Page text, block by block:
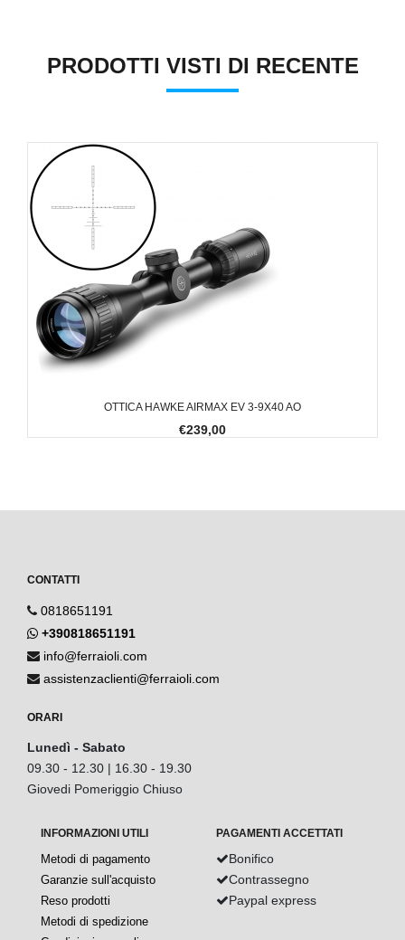
PRODOTTI VISTI DI RECENTE
OTTICA HAWKE AIRMAX EV 3-9X40 AO
€239,00
CONTATTI
0818651191
+390818651191
info@ferraioli.com
assistenzaclienti@ferraioli.com
ORARI
Lunedì - Sabato
09.30 - 12.30 | 16.30 - 19.30
Giovedi Pomeriggio Chiuso
INFORMAZIONI UTILI
Metodi di pagamento
Garanzie sull'acquisto
Reso prodotti
Metodi di spedizione
PAGAMENTI ACCETTATI
Bonifico
Contrassegno
Paypal express